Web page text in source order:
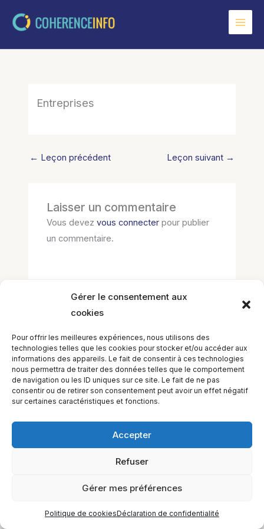
Gérer le consentement aux
cookies
Pour offrir les meilleures expériences, nous utilisons des
technologies telles que les cookies pour stocker et/ou accéder aux
informations des appareils. Le fait de consentir à ces technologies
nous permettra de traiter des données telles que le comportement
de navigation ou les ID uniques sur ce site. Le fait de ne pas
consentir ou de retirer son consentement peut avoir un effet négatif
sur certaines caractéristiques et fonctions.
Accepter
Refuser
Gérer mes préférences
Politique de cookiesDéclaration de confidentialité
Entreprises
← Leçon précédent Leçon suivant →
Laisser un commentaire
Vous devezvous connecter pour publier
un commentaire.
EQUILIBIOS FORMATION Inc. 5748 9e Avenue, Montréal (QC)
H1Y 2J9 Canada